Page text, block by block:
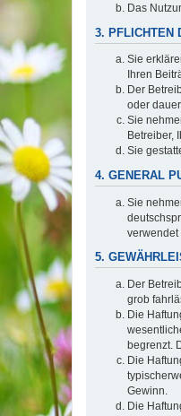
Das
3. PFLICHTEN
Sie
Ihren
Der
oder
Sie
Betreiber,
Sie
4. GENERAL
Sie
verwendet
5.
Der
grob
Die
begrenzt.
Die
Gewinn.
Die